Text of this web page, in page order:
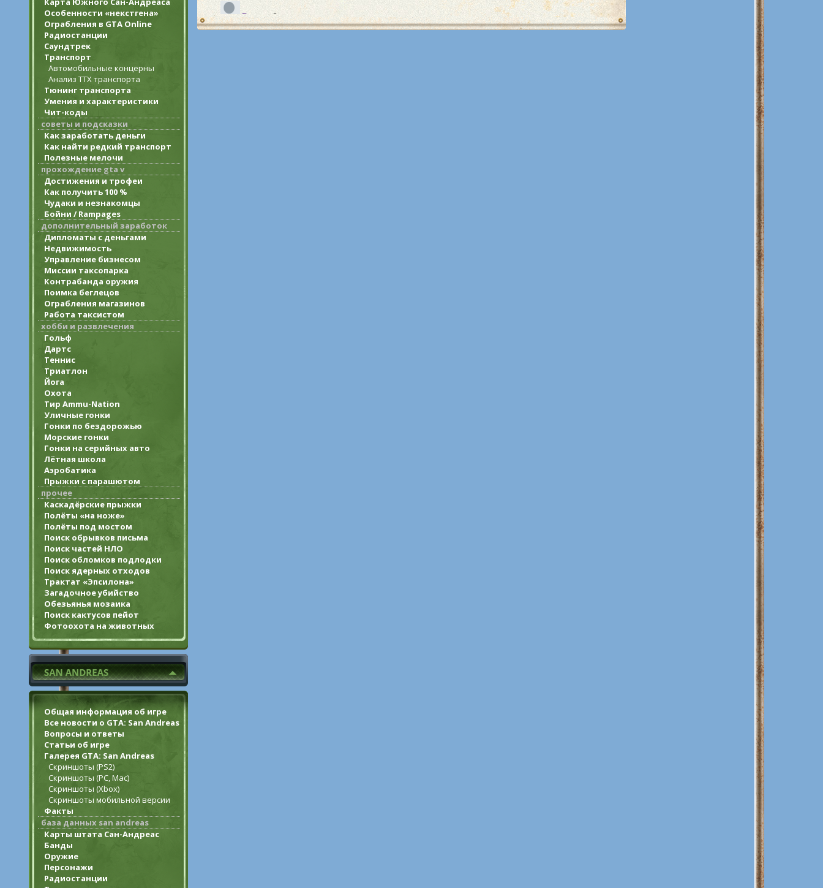
Особенности «некстгена»
Ограбления в GTA Online
Радиостанции
Саундтрек
Транспорт
Автомобильные концерны
Анализ ТТХ транспорта
Тюнинг транспорта
Умения и характеристики
Чит-коды
советы и подсказки
Как заработать деньги
Как найти редкий транспорт
Полезные мелочи
прохождение gta v
Достижения и трофеи
Как получить 100 %
Чудаки и незнакомцы
Бойни / Rampages
дополнительный заработок
Дипломаты с деньгами
Недвижимость
Управление бизнесом
Миссии таксопарка
Контрабанда оружия
Поимка беглецов
Ограбления магазинов
Работа таксистом
хобби и развлечения
Гольф
Дартс
Теннис
Триатлон
Йога
Охота
Тир Ammu-Nation
Уличные гонки
Гонки по бездорожью
Морские гонки
Гонки на серийных авто
Лётная школа
Аэробатика
Прыжки с парашютом
прочее
Каскадёрские прыжки
Полёты «на ноже»
Полёты под мостом
Поиск обрывков письма
Поиск частей НЛО
Поиск обломков подлодки
Поиск ядерных отходов
Трактат «Эпсилона»
Загадочное убийство
Обезьянья мозаика
Поиск кактусов пейот
Фотоохота на животных
Общая информация об игре
Все новости о GTA: San Andreas
Вопросы и ответы
Статьи об игре
Галерея GTA: San Andreas
Скриншоты (PS2)
Скриншоты (PC, Mac)
Скриншоты (Xbox)
Скриншоты мобильной версии
Факты
база данных san andreas
Карты штата Сан-Андреас
Банды
Оружие
Персонажи
Радиостанции